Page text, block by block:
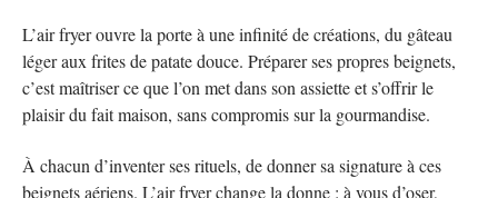
L’air fryer ouvre la porte à une infinité de créations, du gâteau
léger aux frites de patate douce. Préparer ses propres beignets,
c’est maîtriser ce que l’on met dans son assiette et s’offrir le
plaisir du fait maison, sans compromis sur la gourmandise.
À chacun d’inventer ses rituels, de donner sa signature à ces
beignets aériens. L’air fryer change la donne : à vous d’oser,